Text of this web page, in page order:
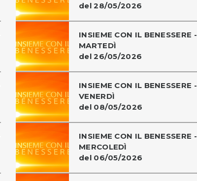
del 28/05/2026
INSIEME CON IL BENESSERE -
MARTEDÌ
del 26/05/2026
INSIEME CON IL BENESSERE -
VENERDÌ
del 08/05/2026
INSIEME CON IL BENESSERE -
MERCOLEDÌ
del 06/05/2026